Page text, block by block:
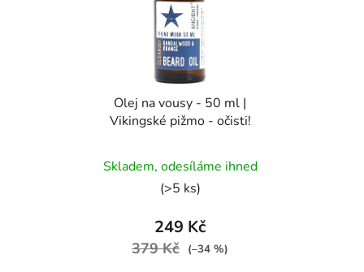
Olej na vousy - 50 ml |
Vikingské pižmo - očisti!
Skladem, odesíláme ihned
(>5 ks)
249 Kč
379 Kč (–34 %)